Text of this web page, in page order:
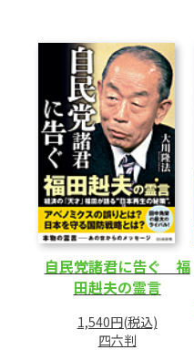
自民党諸君に告ぐ 福
田赳夫の霊言
1,540円(税込)
四六判